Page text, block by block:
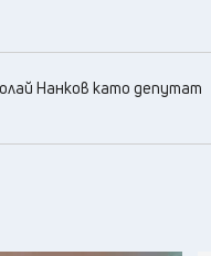
Нанков като депутат